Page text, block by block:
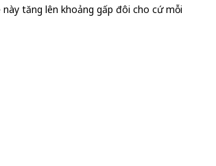
tăng lên khoảng gấp đôi cho cứ mỗi